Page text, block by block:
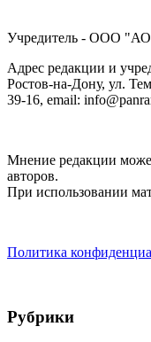
Учредитель - ООО
Адрес редакции и
Ростов-на-Дону, ул.
39-16, email:
Мнение редакции
авторов.
При использовании
Политика
Рубрики